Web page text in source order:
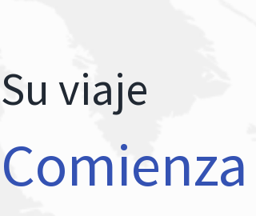
Su viaje
Comienza